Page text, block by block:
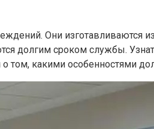
Они изготавливаются
долгим сроком службы.
том, какими особенностями